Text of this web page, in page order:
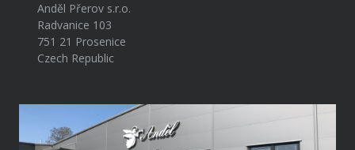
Anděl Přerov s.r.o.
Radvanice 103
751 21 Prosenice
Czech Republic